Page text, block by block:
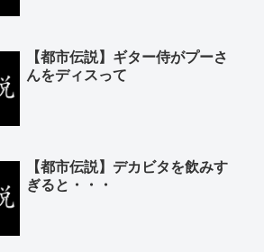
【都市伝説】ギター侍がプーさ
んをディスって
【都市伝説】デカビタを飲みす
ぎると・・・